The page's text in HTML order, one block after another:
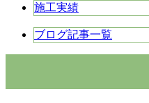
施工実績
ブログ記事一覧